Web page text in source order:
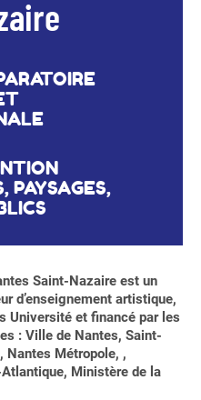
PAYSAGES,
Saint-Nazaire est un
d’enseignement artistique,
Université et financé par les
: Ville de Nantes, Saint-
Nantes Métropole, ,
Ministère de la